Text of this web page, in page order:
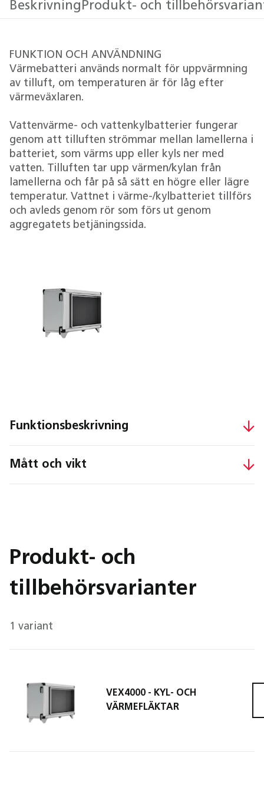
BeskrivningProdukt- och
FUNKTION OCH ANVÄNDNING
Värmebatteri används normalt för uppvärmning
av tilluft, om temperaturen är för låg efter
värmeväxlaren.
Vattenvärme- och vattenkylbatterier fungerar
genom att tilluften strömmar mellan lamellerna i
batteriet, som värms upp eller kyls ner med
vatten. Tilluften tar upp värmen/kylan från
lamellerna och får på så sätt en högre eller lägre
temperatur. Vattnet i värme-/kylbatteriet tillförs
och avleds genom rör som förs ut genom
aggregatets betjäningssida.
Funktionsbeskrivning
Mått och vikt
Produkt- och
tillbehörsvarianter
1 variant
VEX4000 - KYL- OCH
VÄRMEFLÄKTAR